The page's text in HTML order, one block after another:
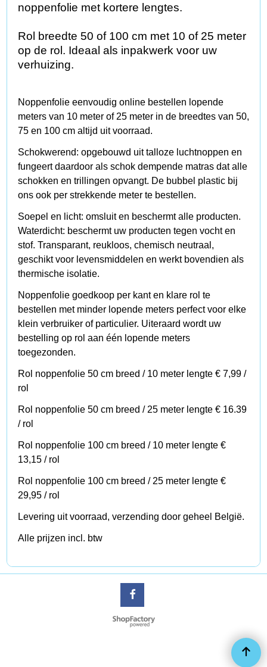
noppenfolie met kortere lengtes.
Rol breedte 50 of 100 cm met 10 of 25 meter
op de rol. Ideaal als inpakwerk voor uw
verhuizing.
Noppenfolie eenvoudig online bestellen lopende
meters van 10 meter of 25 meter in de breedtes van 50,
75 en 100 cm altijd uit voorraad.
Schokwerend: opgebouwd uit talloze luchtnoppen en
fungeert daardoor als schok dempende matras dat alle
schokken en trillingen opvangt. De bubbel plastic bij
ons ook per strekkende meter te bestellen.
Soepel en licht: omsluit en beschermt alle producten.
Waterdicht: beschermt uw producten tegen vocht en
stof. Transparant, reukloos, chemisch neutraal,
geschikt voor levensmiddelen en werkt bovendien als
thermische isolatie.
Noppenfolie goedkoop per kant en klare rol te
bestellen met minder lopende meters perfect voor elke
klein verbruiker of particulier. Uiteraard wordt uw
bestelling op rol aan één lopende meters
toegezonden.
Rol noppenfolie 50 cm breed / 10 meter lengte € 7,99 /
rol
Rol noppenfolie 50 cm breed / 25 meter lengte € 16.39
/ rol
Rol noppenfolie 100 cm breed / 10 meter lengte €
13,15 / rol
Rol noppenfolie 100 cm breed / 25 meter lengte €
29,95 / rol
Levering uit voorraad, verzending door geheel België.
Alle prijzen incl. btw
Boutique en ligne créés avec le logiciel eCommerce ShopFactory